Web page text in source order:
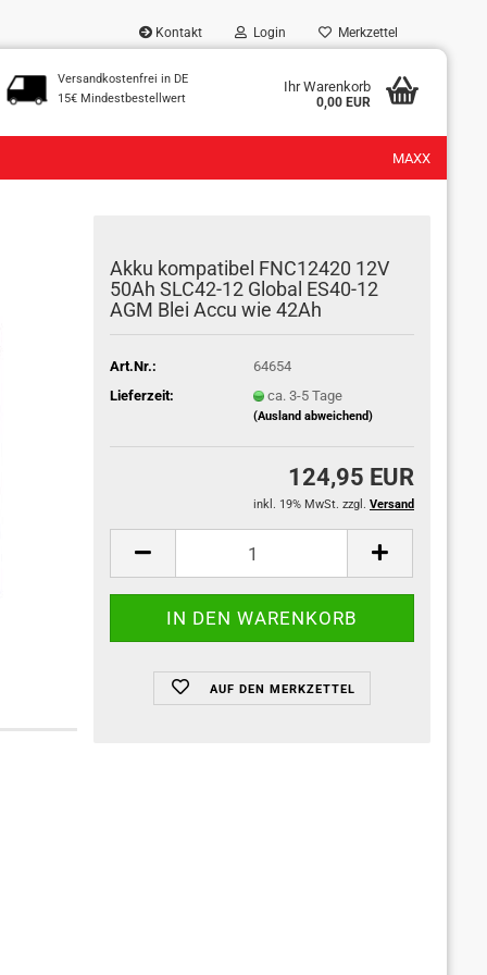
Kontakt Login Merkzettel
Versandkostenfrei in DE
15€ Mindestbestellwert
Ihr Warenkorb
0,00 EUR
MAXX
Akku kompatibel FNC12420 12V
50Ah SLC42-12 Global ES40-12
AGM Blei Accu wie 42Ah
Art.Nr.:
64654
Lieferzeit:
ca. 3-5 Tage
(Ausland abweichend)
124,95 EUR
inkl. 19% MwSt. zzgl. Versand
AUF DEN MERKZETTEL